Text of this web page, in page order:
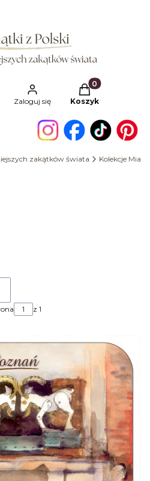
wyszukiwarkę
Zaloguj się
Produkty w
Koszyk
zakątków świata Kolekcje
z 1